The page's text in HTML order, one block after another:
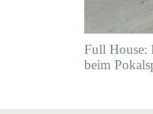
Full House:
beim